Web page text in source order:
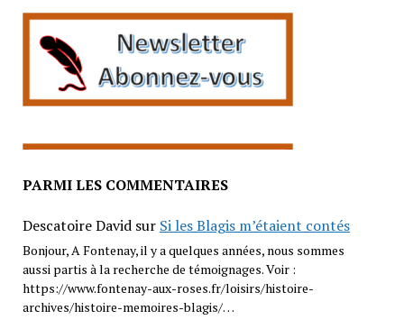
PARMI LES COMMENTAIRES
Descatoire Davidsur Si les Blagis m’étaient contés
Bonjour, A Fontenay, il y a quelques années, nous sommes
aussi partis à la recherche de témoignages. Voir :
https://www.fontenay-aux-roses.fr/loisirs/histoire-
archives/histoire-memoires-blagis/…